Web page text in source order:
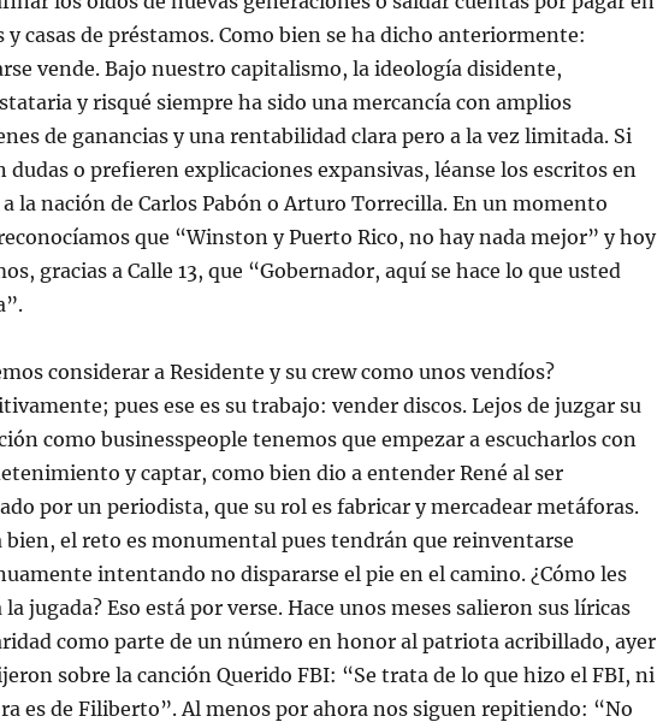
y casas de préstamos. Como bien se ha dicho anteriormente:
vende. Bajo nuestro capitalismo, la ideología disidente,
y risqué siempre ha sido una mercancía con amplios
de ganancias y una rentabilidad clara pero a la vez limitada. Si
dudas o prefieren explicaciones expansivas, léanse los escritos en
la nación de Carlos Pabón o Arturo Torrecilla. En un momento
que “Winston y Puerto Rico, no hay nada mejor” y hoy
gracias a Calle 13, que “Gobernador, aquí se hace lo que usted
considerar a Residente y su crew como unos vendíos?
pues ese es su trabajo: vender discos. Lejos de juzgar su
como businesspeople tenemos que empezar a escucharlos con
y captar, como bien dio a entender René al ser
por un periodista, que su rol es fabricar y mercadear metáforas.
bien, el reto es monumental pues tendrán que reinventarse
intentando no dispararse el pie en el camino. ¿Cómo les
la jugada? Eso está por verse. Hace unos meses salieron sus líricas
como parte de un número en honor al patriota acribillado, ayer
sobre la canción Querido FBI: “Se trata de lo que hizo el FBI, ni
es de Filiberto”. Al menos por ahora nos siguen repitiendo: “No